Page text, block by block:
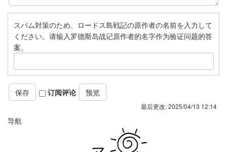
スパム対策のため、ロードス島戦記の原作者の名前を入力して
ください。请输入罗德斯岛战记原作者的名字作为验证问题的答
案。
订阅评论
最后更改:2025/04/13 12:14
导航